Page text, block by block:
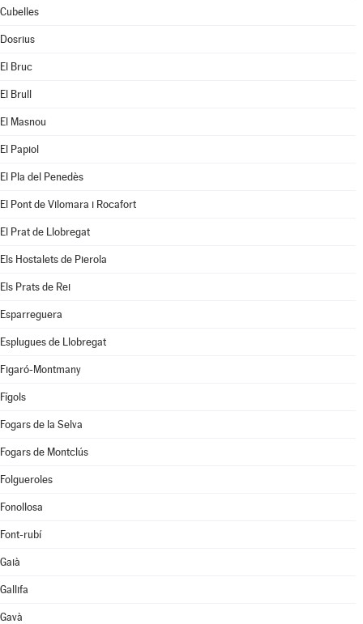
Cubelles
Dosrius
El Bruc
El Brull
El Masnou
El Papiol
El Pla del Penedès
El Pont de Vilomara i Rocafort
El Prat de Llobregat
Els Hostalets de Pierola
Els Prats de Rei
Esparreguera
Esplugues de Llobregat
Figaró-Montmany
Fígols
Fogars de la Selva
Fogars de Montclús
Folgueroles
Fonollosa
Font-rubí
Gaià
Gallifa
Gavà